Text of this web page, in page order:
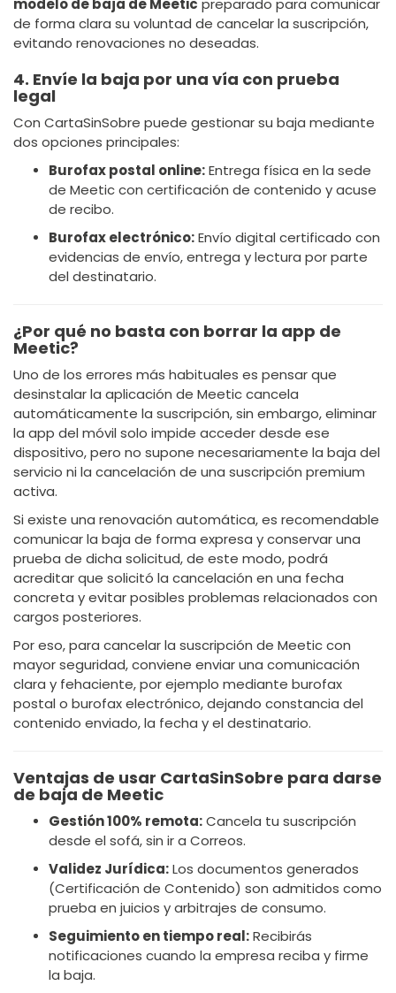
modelo de baja de Meetic preparado para comunicar
de forma clara su voluntad de cancelar la suscripción,
evitando renovaciones no deseadas.
4. Envíe la baja por una vía con prueba
legal
Con CartaSinSobre puede gestionar su baja mediante
dos opciones principales:
Burofax postal online:Entrega física en la sede
de Meetic con certificación de contenido y acuse
de recibo.
Burofax electrónico:Envío digital certificado con
evidencias de envío, entrega y lectura por parte
del destinatario.
¿Por qué no basta con borrar la app de
Meetic?
Uno de los errores más habituales es pensar que
desinstalar la aplicación de Meetic cancela
automáticamente la suscripción, sin embargo, eliminar
la app del móvil solo impide acceder desde ese
dispositivo, pero no supone necesariamente la baja del
servicio ni la cancelación de una suscripción premium
activa.
Si existe una renovación automática, es recomendable
comunicar la baja de forma expresa y conservar una
prueba de dicha solicitud, de este modo, podrá
acreditar que solicitó la cancelación en una fecha
concreta y evitar posibles problemas relacionados con
cargos posteriores.
Por eso, para cancelar la suscripción de Meetic con
mayor seguridad, conviene enviar una comunicación
clara y fehaciente, por ejemplo mediante burofax
postal o burofax electrónico, dejando constancia del
contenido enviado, la fecha y el destinatario.
Ventajas de usar CartaSinSobre para darse
de baja de Meetic
Gestión 100% remota:Cancela tu suscripción
desde el sofá, sin ir a Correos.
Validez Jurídica:Los documentos generados
(Certificación de Contenido) son admitidos como
prueba en juicios y arbitrajes de consumo.
Seguimiento en tiempo real:Recibirás
notificaciones cuando la empresa reciba y firme
la baja.